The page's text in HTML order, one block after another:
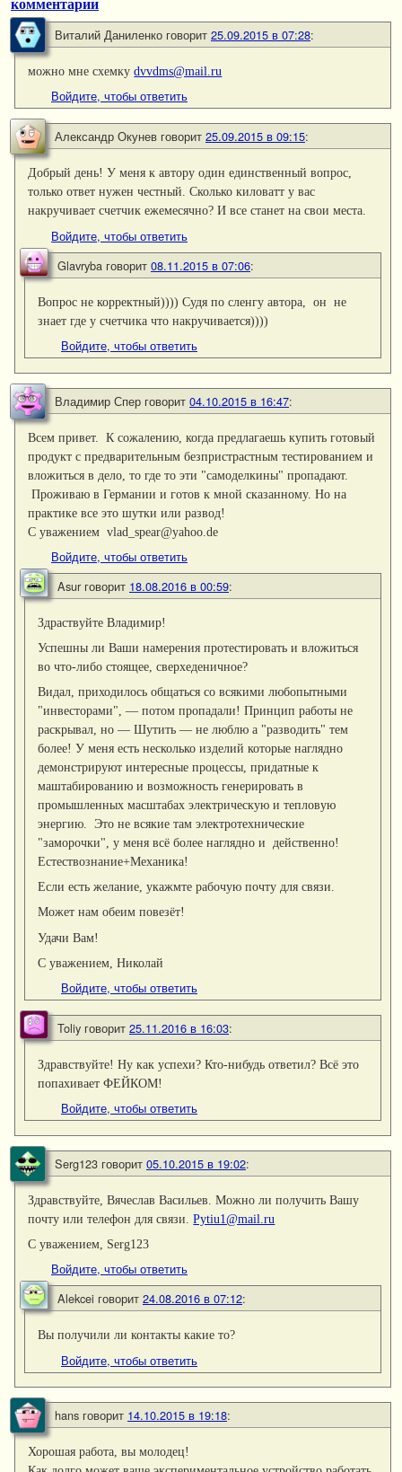
комментарии
Виталий Даниленко говорит 25.09.2015 в 07:28:
можно мне схемкуdvvdms@mail.ru
Войдите, чтобы ответить
Александр Окунев говорит 25.09.2015 в 09:15:
Добрый день! У меня к автору один единственный вопрос,
только ответ нужен честный. Сколько киловатт у вас
накручивает счетчик ежемесячно? И все станет на свои места.
Войдите, чтобы ответить
Glavryba говорит 08.11.2015 в 07:06:
Вопрос не корректный)))) Судя по сленгу автора, он не
знает где у счетчика что накручивается))))
Войдите, чтобы ответить
Владимир Спер говорит 04.10.2015 в 16:47:
Всем привет. К сожалению, когда предлагаешь купить готовый
продукт с предварительным безпристрастным тестированием и
вложиться в дело, то где то эти "самоделкины" пропадают.
Проживаю в Германии и готов к мной сказанному. Но на
практике все это шутки или развод!
С уважением vlad_spear@yаhoo.de
Войдите, чтобы ответить
Asur говорит 18.08.2016 в 00:59:
Здраствуйте Владимир!
Успешны ли Ваши намерения протестировать и вложиться
во что-либо стоящее, сверхеденичное?
Видал, приходилось общаться со всякими любопытными
"инвесторами", — потом пропадали! Принцип работы не
раскрывал, но — Шутить — не люблю а "разводить" тем
более! У меня есть несколько изделий которые наглядно
демонстрируют интересные процессы, придатные к
маштабированию и возможность генерировать в
промышленных масштабах электрическую и тепловую
энергию. Это не всякие там электротехнические
"заморочки", у меня всё более наглядно и действенно!
Естествознание+Механика!
Если есть желание, укажмте рабочую почту для связи.
Может нам обеим повезёт!
Удачи Вам!
С уважением, Николай
Войдите, чтобы ответить
Toliy говорит 25.11.2016 в 16:03:
Здравствуйте! Ну как успехи? Кто-нибудь ответил? Всё это
попахивает ФЕЙКОМ!
Войдите, чтобы ответить
Serg123 говорит 05.10.2015 в 19:02:
Здравствуйте, Вячеслав Васильев. Можно ли получить Вашу
почту или телефон для связи.Pytiu1@mail.ru
С уважением, Serg123
Войдите, чтобы ответить
Alekcei говорит 24.08.2016 в 07:12:
Вы получили ли контакты какие то?
Войдите, чтобы ответить
hans говорит 14.10.2015 в 19:18:
Хорошая работа, вы молодец!